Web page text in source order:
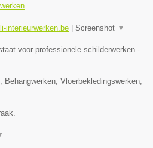
interieurwerken.be Screenshot ▼
voor professionele schilderwerken -
Behangwerken, Vloerbekledingswerken,